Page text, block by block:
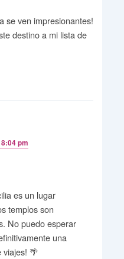
se ven impresionantes!
destino a mi lista de
pm
es un lugar
templos son
No puedo esperar
una
viajes! 🌴